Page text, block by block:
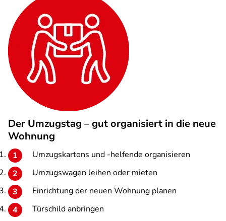
Der Umzugstag – gut organisiert in die neue
Wohnung
Umzugskartons und -helfende organisieren
Umzugswagen leihen oder mieten
Einrichtung der neuen Wohnung planen
Türschild anbringen